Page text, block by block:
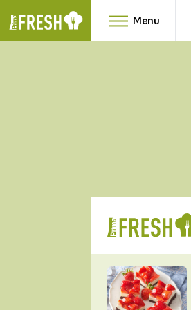
Menu
RYCHLOVKY